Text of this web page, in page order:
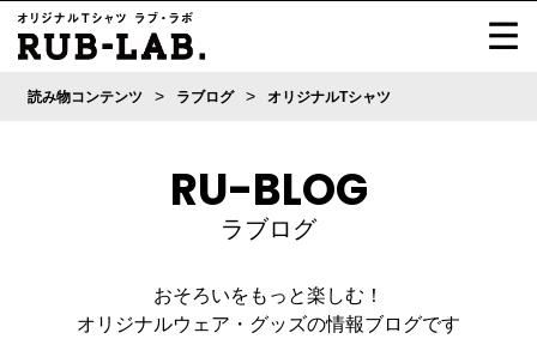
読み物コンテンツ > ラブログ > オリジナルTシャツ
RU-BLOG
ラブログ
おそろいをもっと楽しむ！
オリジナルウェア・グッズの情報ブログです